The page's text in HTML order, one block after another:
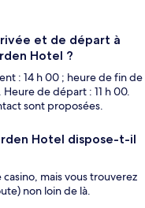
et de départ à
Hotel ?
: 14 h 00 ; heure de fin de
de départ : 11 h 00.
sont proposées.
Hotel dispose-t-il
mais vous trouverez
non loin de là.